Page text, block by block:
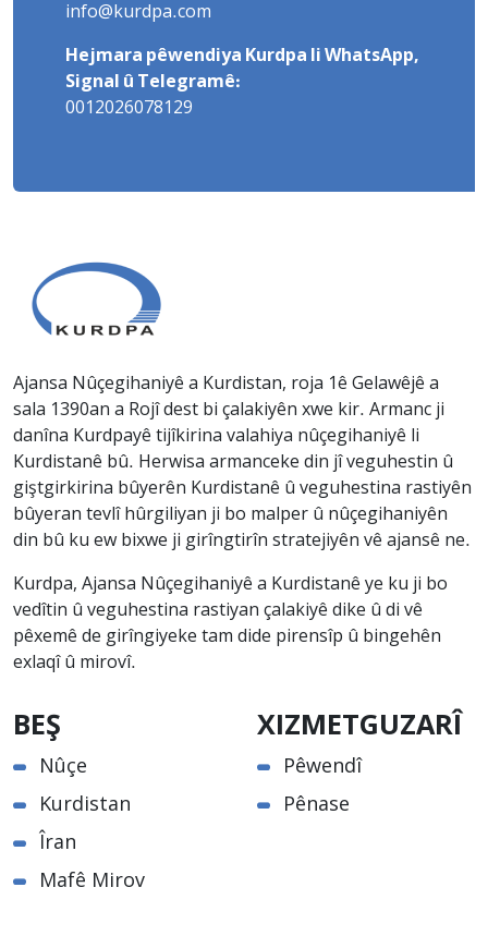
info@kurdpa.com
Hejmara pêwendiya Kurdpa li WhatsApp,
Signal û Telegramê:
0012026078129
Ajansa Nûçegihaniyê a Kurdistan, roja 1ê Gelawêjê a
sala 1390an a Rojî dest bi çalakiyên xwe kir. Armanc ji
danîna Kurdpayê tijîkirina valahiya nûçegihaniyê li
Kurdistanê bû. Herwisa armanceke din jî veguhestin û
giştgirkirina bûyerên Kurdistanê û veguhestina rastiyên
bûyeran tevlî hûrgiliyan ji bo malper û nûçegihaniyên
din bû ku ew bixwe ji girîngtirîn stratejiyên vê ajansê ne.
Kurdpa, Ajansa Nûçegihaniyê a Kurdistanê ye ku ji bo
vedîtin û veguhestina rastiyan çalakiyê dike û di vê
pêxemê de girîngiyeke tam dide pirensîp û bingehên
exlaqî û mirovî.
BEŞ
Nûçe
Kurdistan
Îran
Mafê Mirov
XIZMETGUZARÎ
Pêwendî
Pênase